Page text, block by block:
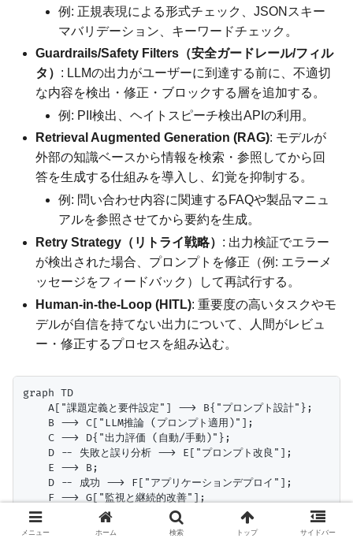
例: 正規表現による形式チェック、JSONスキー
マバリデーション、キーワードチェック。
Guardrails/Safety Filters（安全ガードレール/フィル
タ） : LLMの出力がユーザーに到達する前に、不適切
な内容を検出・修正・ブロックする層を追加する。
例: PII検出、ヘイトスピーチ検出APIの利用。
Retrieval Augmented Generation (RAG): モデルが
外部の知識ベースから情報を検索・参照してから回
答を生成する仕組みを導入し、幻覚を抑制する。
例: 問い合わせ内容に関連するFAQや製品マニュ
アルを参照させてから要約を生成。
Retry Strategy（リトライ戦略） : 出力検証でエラー
が検出された場合、プロンプトを修正（例: エラーメ
ッセージをフィードバック）して再試行する。
Human-in-the-Loop (HITL): 重要度の高いタスクやモ
デルが自信を持てない出力について、人間がレビュ
ー・修正するプロセスを組み込む。
graph TD
    A["課題定義と要件設定"] --> B{"プロンプト設計"};
    B --> C["LLM推論 (プロンプト適用)"];
    C --> D{"出力評価 (自動/手動)"};
    D -- 失敗と誤り分析 --> E["プロンプト改良"];
    E --> B;
    D -- 成功 --> F["アプリケーションデプロイ"];
    F --> G["監視と継続的改善"];
    G --> B;
メニュー ホーム 検索 トップ サイドバー